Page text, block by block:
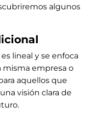
algunos
lineal y se enfoca
misma empresa o
aquellos que
visión clara de